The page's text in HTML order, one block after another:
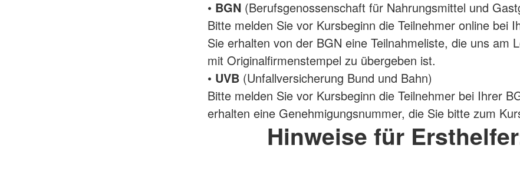
• BGN (Berufsgenossenschaft für Nahrungsmittel und
Bitte melden Sie vor Kursbeginn die Teilnehmer online bei
Sie erhalten von der BGN eine Teilnahmeliste, die uns am
mit Originalfirmenstempel zu übergeben ist.
• UVB (Unfallversicherung Bund und Bahn)
Bitte melden Sie vor Kursbeginn die Teilnehmer bei Ihrer
erhalten eine Genehmigungsnummer, die Sie bitte zum
Hinweise für